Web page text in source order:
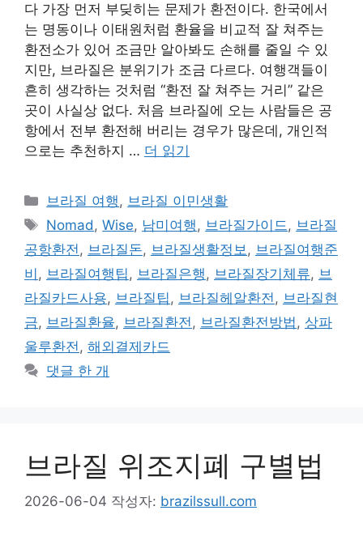
다 가장 먼저 부딪히는 문제가 환전이다. 한국에서
는 명동이나 이태원처럼 환율을 비교적 잘 쳐주는
환전소가 있어 조금만 알아봐도 손해를 줄일 수 있
지만, 브라질은 분위기가 조금 다르다. 여행객들이
흔히 생각하는 것처럼 “환전 잘 쳐주는 거리” 같은
곳이 사실상 없다. 처음 브라질에 오는 사람들은 공
항에서 전부 환전해 버리는 경우가 많은데, 개인적
으로는 추천하지 … 더 읽기
카
테
리
브라질 여행, 브라질 이민생활
태
그
Nomad,Wise, 남미여행, 브라질가이드, 브라질
공항환전, 브라질돈, 브라질생활정보, 브라질여행준
비 , 브라질여행팁, 브라질은행, 브라질장기체류, 브
라질카드사용, 브라질팁, 브라질헤알환전, 브라질현
금, 브라질환율, 브라질환전, 브라질환전방법, 상파
울루환전, 해외결제카드
댓글 한 개
브라질 위조지폐 구별법
2026-06-04 작성자: brazilssull.com